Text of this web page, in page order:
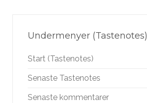
Undermenyer (Tastenotes)
Start (Tastenotes)
Senaste Tastenotes
Senaste kommentarer